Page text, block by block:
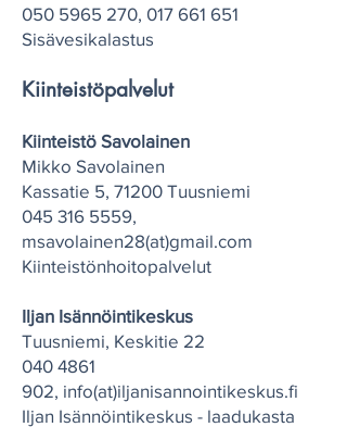
050 5965 270, 017 661 651
Sisävesikalastus
Kiinteistöpalvelut
Kiinteistö Savolainen
Mikko Savolainen
Kassatie 5, 71200 Tuusniemi
045 316 5559,
msavolainen28(at)gmail.com
Kiinteistönhoitopalvelut
Iljan Isännöintikeskus
Tuusniemi, Keskitie 22
040 4861
902, info(at)iljanisannointikeskus.fi
Iljan Isännöintikeskus - laadukasta